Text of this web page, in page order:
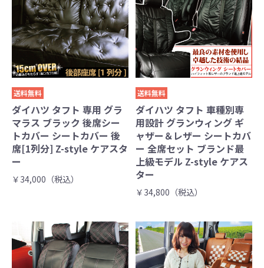
送料無料
ダイハツ タフト 専用 グラ
マラス ブラック 後席シー
トカバー シートカバー 後
席[1列分] Z-style ケアスタ
ー
￥34,000（税込）
送料無料
ダイハツ タフト 車種別専
用設計 グランウィング ギ
ャザー＆レザー シートカバ
ー 全席セット ブランド最
上級モデル Z-style ケアス
ター
￥34,800（税込）